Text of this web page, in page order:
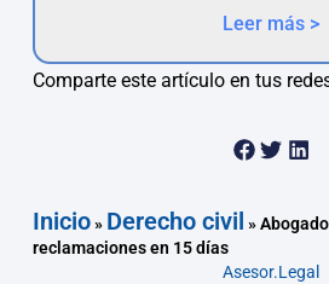
Leer más >
Comparte este artículo en tus
Inicio» Derecho civil »
reclamaciones en 15 días
Asesor.Legal